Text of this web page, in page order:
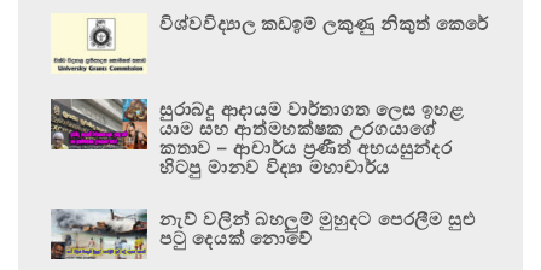
විශ්වවිද්‍යාල කඩඉම් ලකුණු නිකුත් කෙරේ
සුරාබදු ආදායම වාර්තාගත ලෙස ඉහළ
යාම සහ ආත්මභක්ෂක උරගයාගේ
කතාව – ආචාර්ය ප්‍රණීත් අභයසුන්දර
හිටපු මානව විද්‍යා මහාචාර්ය
නැව් වලින් බහලුම් මුහුදට පෙරලීම සුළු
පටු දෙයක් නොවේ